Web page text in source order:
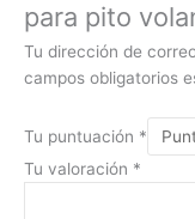
para pito
Tu dirección de
campos obligatorios
Tu puntuación *
Tu valoración *